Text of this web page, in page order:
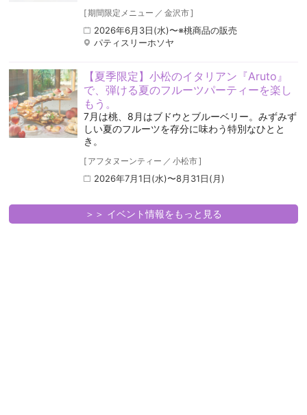
[期間限定メニュー ／ 金沢市]
2026年6月3日(水)〜※桃商品の販売
パティスリーホソヤ
【夏季限定】小松のイタリアン『Aruto』
で、弾ける夏のフルーツパーティーを楽し
もう。
7月は桃、8月はブドウとブルーベリー。みずみず
しい夏のフルーツを存分に味わう特別なひとと
き。
[ アフタヌーンティー ／ 小松市]
2026年7月1日(水)〜8月31日(月)
＞＞ イベント情報をもっと見る